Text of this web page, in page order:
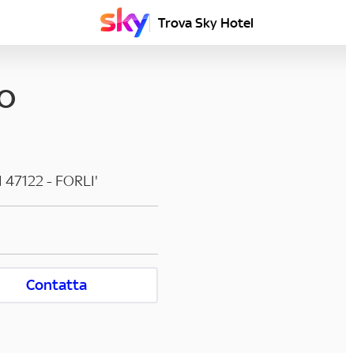
Trova Sky Hotel
47122- FORLI'
Contatta